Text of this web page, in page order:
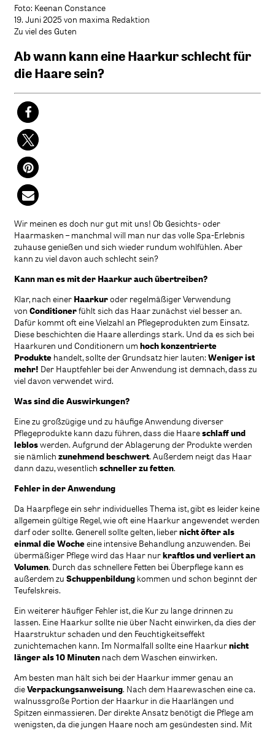
Foto: Keenan Constance
19. Juni 2025 von maxima Redaktion
Zu viel des Guten
Ab wann kann eine Haarkur schlecht für
die Haare sein?
Wir meinen es doch nur gut mit uns! Ob Gesichts- oder
Haarmasken – manchmal will man nur das volle Spa-Erlebnis
zuhause genießen und sich wieder rundum wohlfühlen. Aber
kann zu viel davon auch schlecht sein?
Kann man es mit der Haarkur auch übertreiben?
Klar, nach einer Haarkuroder regelmäßiger Verwendung
von Conditionerfühlt sich das Haar zunächst viel besser an.
Dafür kommt oft eine Vielzahl an Pflegeprodukten zum Einsatz.
Diese beschichten die Haare allerdings stark. Und da es sich bei
Haarkuren und Conditionern um hoch konzentrierte
Produkte handelt, sollte der Grundsatz hier lauten: Weniger ist
mehr! Der Hauptfehler bei der Anwendung ist demnach, dass zu
viel davon verwendet wird.
Was sind die Auswirkungen?
Eine zu großzügige und zu häufige Anwendung diverser
Pflegeprodukte kann dazu führen, dass die Haareschlaff und
lebloswerden. Aufgrund der Ablagerung der Produkte werden
sie nämlich zunehmend beschwert. Außerdem neigt das Haar
dann dazu, wesentlich schneller zu fetten.
Fehler in der Anwendung
Da Haarpflege ein sehr individuelles Thema ist, gibt es leider keine
allgemein gültige Regel, wie oft eine Haarkur angewendet werden
darf oder sollte. Generell sollte gelten, liebernicht öfter als
einmal die Wocheeine intensive Behandlung anzuwenden. Bei
übermäßiger Pflege wird das Haar nurkraftlos und verliert an
Volumen. Durch das schnellere Fetten bei Überpflege kann es
außerdem zu Schuppenbildung kommen und schon beginnt der
Teufelskreis.
Ein weiterer häufiger Fehler ist, die Kur zu lange drinnen zu
lassen. Eine Haarkur sollte nie über Nacht einwirken, da dies der
Haarstruktur schaden und den Feuchtigkeitseffekt
zunichtemachen kann. Im Normalfall sollte eine Haarkurnicht
länger als 10 Minuten nach dem Waschen einwirken.
Am besten man hält sich bei der Haarkur immer genau an
dieVerpackungsanweisung. Nach dem Haarewaschen eine ca.
walnussgroße Portion der Haarkur in die Haarlängen und
Spitzen einmassieren. Der direkte Ansatz benötigt die Pflege am
wenigsten, da die jungen Haare noch am gesündesten sind. Mit